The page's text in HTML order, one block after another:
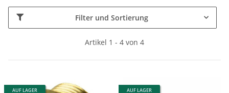
Filter und Sortierung
Artikel 1 - 4 von 4
AUF LAGER AUF LAGER